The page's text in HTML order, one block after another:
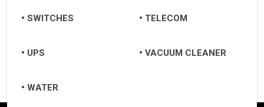
SWITCHES TELECOM
UPS VACUUM CLEANER
WATER